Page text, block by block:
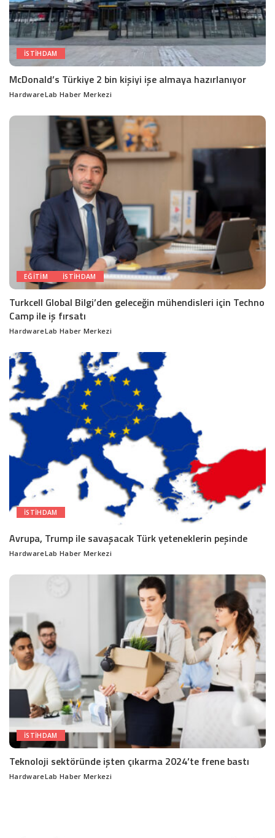
ISTIHDAM
McDonald’s Türkiye 2 bin kişiyi işe almaya hazırlanıyor
Posted
HardwareLab Haber Merkezi
EĞITIM ISTIHDAM
Turkcell Global Bilgi’den geleceğin mühendisleri için Techno
Camp ile iş fırsatı
Posted
HardwareLab Haber Merkezi
ISTIHDAM
Avrupa, Trump ile savaşacak Türk yeteneklerin peşinde
Posted
HardwareLab Haber Merkezi
ISTIHDAM
Teknoloji sektöründe işten çıkarma 2024’te frene bastı
Posted
HardwareLab Haber Merkezi